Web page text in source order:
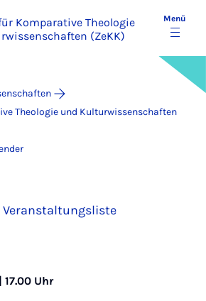
Komparative Theologie
(ZeKK)
Menü
Theologie und Kulturwissenschaften
17.00 Uhr